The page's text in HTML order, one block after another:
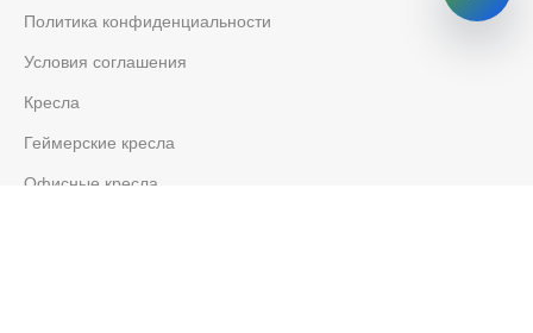
Политика конфиденциальности
Условия соглашения
Кресла
Геймерские кресла
Офисные кресла